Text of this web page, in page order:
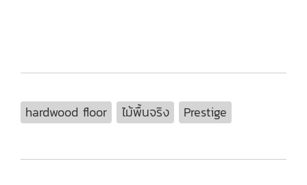
hardwood floor ไม้พื้นจริง Prestige